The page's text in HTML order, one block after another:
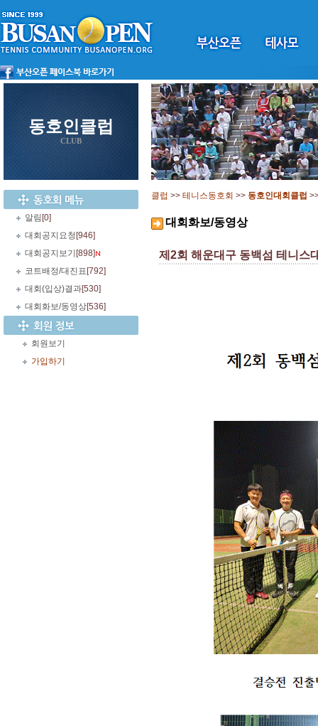
동호인클럽
CLUB
알림 [0]
대회공지요청 [946]
대회공지보기 [898]
코트배정/대진표 [792]
대회(입상)결과[530]
대회화보/동영상[536]
회원보기
가입하기
클럽 >> 테니스동호회 >> 동호인대회클럽
대회화보/동영상
제2회 해운대구 동백섬 테니스